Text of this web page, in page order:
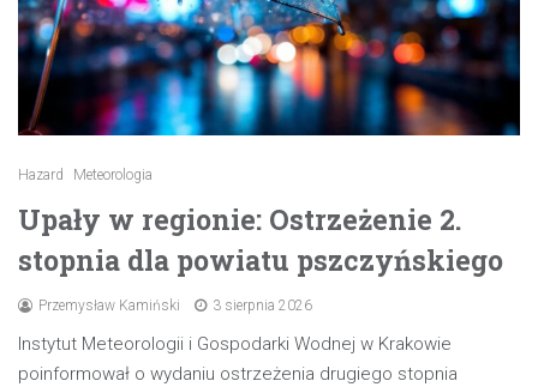
Hazard Meteorologia
Upały w regionie: Ostrzeżenie 2.
stopnia dla powiatu pszczyńskiego
Przemysław Kamiński 3 sierpnia 2026
Instytut Meteorologii i Gospodarki Wodnej w Krakowie
poinformował o wydaniu ostrzeżenia drugiego stopnia